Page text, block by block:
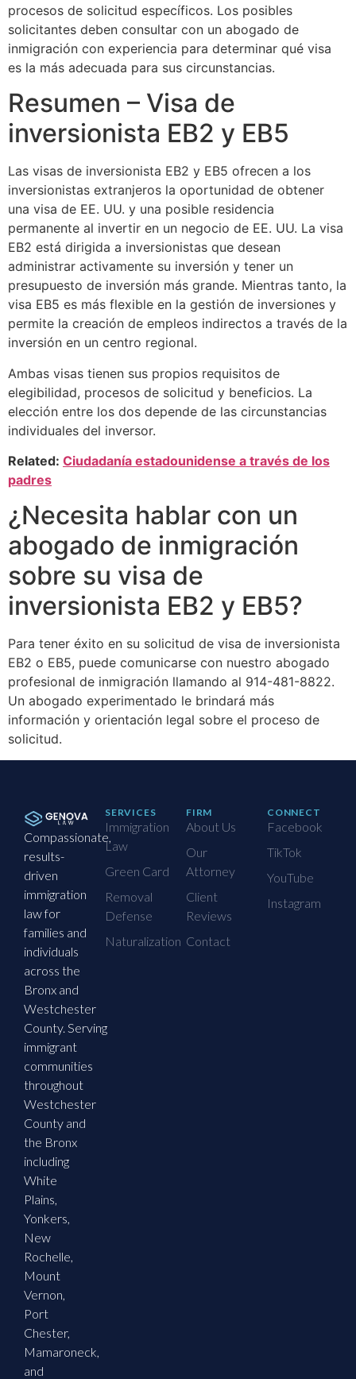
procesos de solicitud específicos. Los posibles
solicitantes deben consultar con un abogado de
inmigración con experiencia para determinar qué visa
es la más adecuada para sus circunstancias.
Resumen – Visa de
inversionista EB2 y EB5
Las visas de inversionista EB2 y EB5 ofrecen a los
inversionistas extranjeros la oportunidad de obtener
una visa de EE. UU. y una posible residencia
permanente al invertir en un negocio de EE. UU. La visa
EB2 está dirigida a inversionistas que desean
administrar activamente su inversión y tener un
presupuesto de inversión más grande. Mientras tanto, la
visa EB5 es más flexible en la gestión de inversiones y
permite la creación de empleos indirectos a través de la
inversión en un centro regional.
Ambas visas tienen sus propios requisitos de
elegibilidad, procesos de solicitud y beneficios. La
elección entre los dos depende de las circunstancias
individuales del inversor.
Related: Ciudadanía estadounidense a través de los
padres
¿Necesita hablar con un
abogado de inmigración
sobre su visa de
inversionista EB2 y EB5?
Para tener éxito en su solicitud de visa de inversionista
EB2 o EB5, puede comunicarse con nuestro abogado
profesional de inmigración llamando al 914-481-8822.
Un abogado experimentado le brindará más
información y orientación legal sobre el proceso de
solicitud.
Compassionate,
results-
driven
immigration
law for
families and
individuals
across the
Bronx and
Westchester
County. Serving
immigrant
communities
throughout
Westchester
County and
the Bronx
including
White
Plains,
Yonkers,
New
Rochelle,
Mount
Vernon,
Port
Chester,
Mamaroneck,
and
SERVICES
Immigration
Law
Green Card
Removal
Defense
Naturalization
FIRM
About Us
Our
Attorney
Client
Reviews
Contact
CONNECT
Facebook
TikTok
YouTube
Instagram